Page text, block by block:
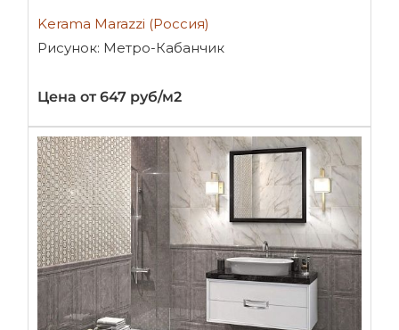
Kerama Marazzi (Россия)
Рисунок: Метро-Кабанчик
Цена от 647 руб/м2